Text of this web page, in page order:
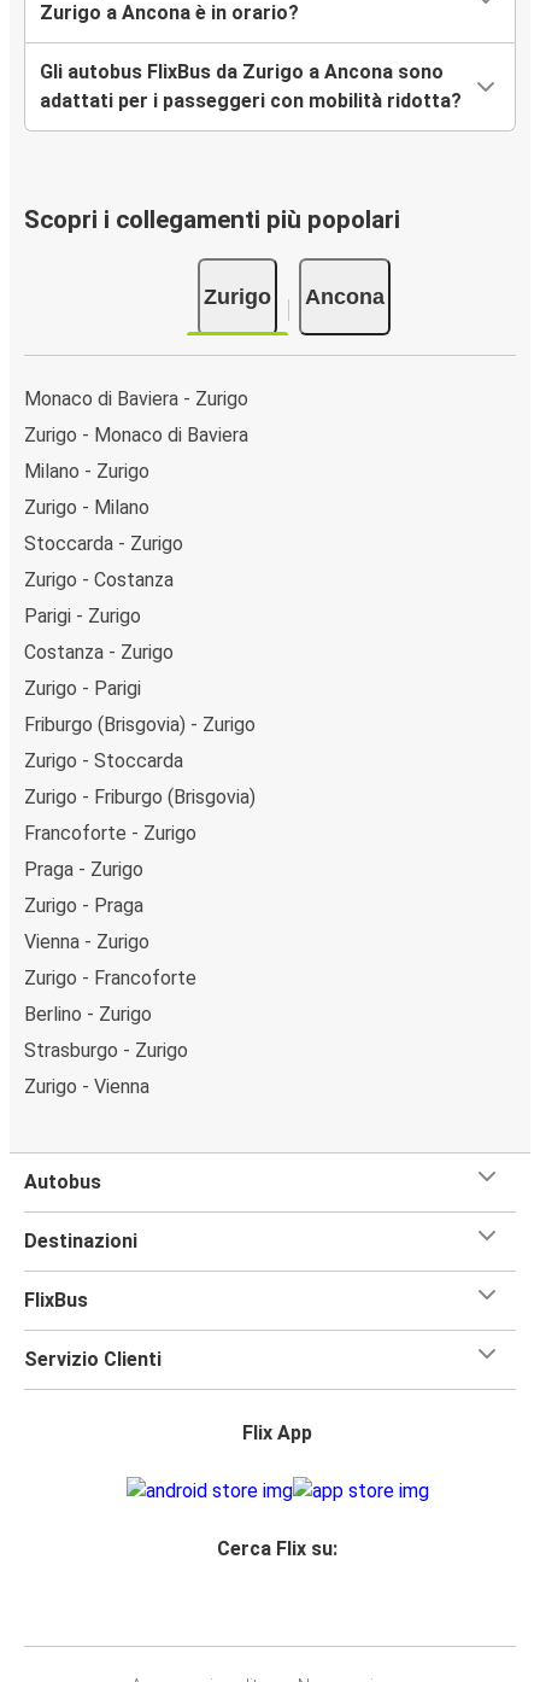
Zurigo a Ancona è in orario?
Gli autobus FlixBus da Zurigo a Ancona sono
adattati per i passeggeri con mobilità ridotta?
Scopri i collegamenti più popolari
Zurigo Ancona
Monaco di Baviera - Zurigo
Zurigo - Monaco di Baviera
Milano - Zurigo
Zurigo - Milano
Stoccarda - Zurigo
Zurigo - Costanza
Parigi - Zurigo
Costanza - Zurigo
Zurigo - Parigi
Friburgo (Brisgovia) - Zurigo
Zurigo - Stoccarda
Zurigo - Friburgo (Brisgovia)
Francoforte - Zurigo
Praga - Zurigo
Zurigo - Praga
Vienna - Zurigo
Zurigo - Francoforte
Berlino - Zurigo
Strasburgo - Zurigo
Zurigo - Vienna
Autobus
Destinazioni
FlixBus
Servizio Clienti
Flix App
Cerca Flix su: